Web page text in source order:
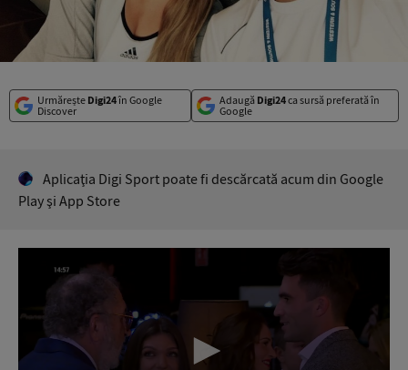
Urmărește Digi24în Google
Discover
Adaugă Digi24ca sursă preferată în
Google
Aplicaţia Digi Sport poate fi descărcată acum din Google
Play şi App Store